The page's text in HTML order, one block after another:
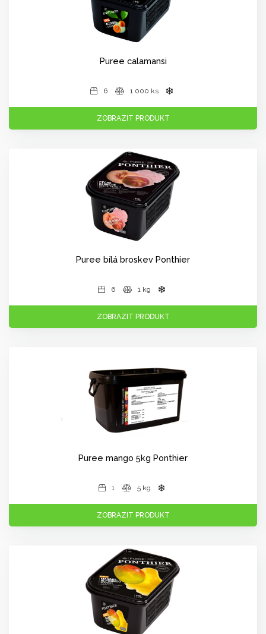
Puree calamansi
6 1 000 ks
ZOBRAZIT PRODUKT
Puree bílá broskev Ponthier
6 1 kg
ZOBRAZIT PRODUKT
Puree mango 5kg Ponthier
1 5 kg
ZOBRAZIT PRODUKT